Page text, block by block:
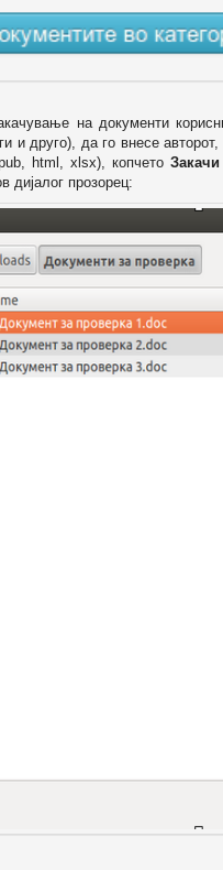
на документи
и друго), да го внесе
html, xlsx), копчето Закачи
дијалог прозорец: